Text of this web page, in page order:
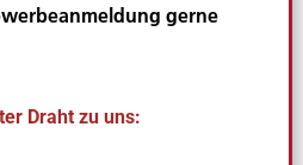
gerne
Draht zu uns: